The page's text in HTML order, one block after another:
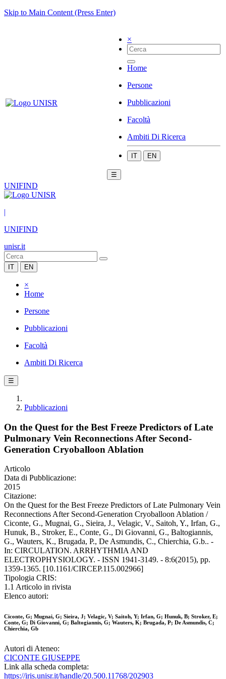
Skip to Main Content (Press Enter)
×
Home
Persone
Pubblicazioni
Facoltà
Ambiti Di Ricerca
IT EN
☰
UNIFIND
|
UNIFIND
unisr.it
IT EN
×
Home
Persone
Pubblicazioni
Facoltà
Ambiti Di Ricerca
☰
Pubblicazioni
On the Quest for the Best Freeze Predictors of Late
Pulmonary Vein Reconnections After Second-
Generation Cryoballoon Ablation
Articolo
Data di Pubblicazione:
2015
Citazione:
On the Quest for the Best Freeze Predictors of Late Pulmonary Vein
Reconnections After Second-Generation Cryoballoon Ablation /
Ciconte, G., Mugnai, G., Sieira, J., Velagic, V., Saitoh, Y., Irfan, G.,
Hunuk, B., Stroker, E., Conte, G., Di Giovanni, G., Baltogiannis,
G., Wauters, K., Brugada, P., De Asmundis, C., Chierchia, G.b.. -
In: CIRCULATION. ARRHYTHMIA AND
ELECTROPHYSIOLOGY. - ISSN 1941-3149. - 8:6(2015), pp.
1359-1365. [10.1161/CIRCEP.115.002966]
Tipologia CRIS:
1.1 Articolo in rivista
Elenco autori:
Ciconte, G; Mugnai, G; Sieira, J; Velagic, V; Saitoh, Y; Irfan, G; Hunuk, B; Stroker, E;
Conte, G; Di Giovanni, G; Baltogiannis, G; Wauters, K; Brugada, P; De Asmundis, C;
Chierchia, Gb
Autori di Ateneo:
CICONTE GIUSEPPE
Link alla scheda completa:
https://iris.unisr.it/handle/20.500.11768/202903